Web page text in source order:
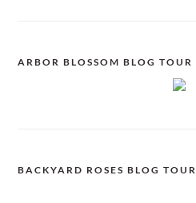
ARBOR BLOSSOM BLOG TOUR
BACKYARD ROSES BLOG TOUR